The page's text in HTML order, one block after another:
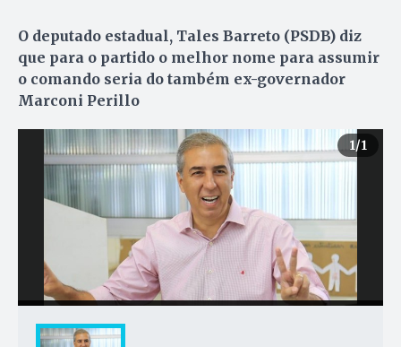
O deputado estadual, Tales Barreto (PSDB) diz
que para o partido o melhor nome para assumir
o comando seria do também ex-governador
Marconi Perillo
1/1